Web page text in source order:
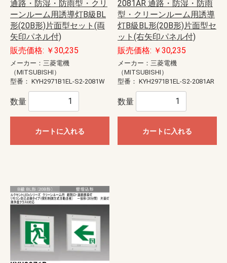
通路・防湿・防雨型・クリ
ーンルーム用誘導灯B級BL
形(20B形)片面型セット(両
矢印パネル付)
販売価格: ￥30,235
メーカー：三菱電機
（MITSUBISHI）
型番： KYH2971B1EL-S2-2081W
数量
カートに入れる
2081AR 通路・防湿・防雨
型・クリーンルーム用誘導
灯B級BL形(20B形)片面型セ
ット(右矢印パネル付)
販売価格: ￥30,235
メーカー：三菱電機
（MITSUBISHI）
型番： KYH2971B1EL-S2-2081AR
数量
カートに入れる